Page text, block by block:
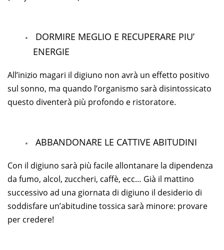
DORMIRE MEGLIO E RECUPERARE PIU’
ENERGIE
All’inizio magari il digiuno non avrà un effetto positivo
sul sonno, ma quando l’organismo sarà disintossicato
questo diventerà più profondo e ristoratore.
ABBANDONARE LE CATTIVE ABITUDINI
Con il digiuno sarà più facile allontanare la dipendenza
da fumo, alcol, zuccheri, caffè, ecc… Già il mattino
successivo ad una giornata di digiuno il desiderio di
soddisfare un’abitudine tossica sarà minore: provare
per credere!